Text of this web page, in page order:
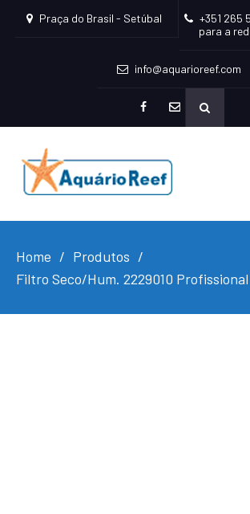
Praça do Brasil - Setúbal
+351 265
para a
info@aquarioreef.com
mailto
Home
Produtos
Filtro Seco/Hum. 2229010 Profissional